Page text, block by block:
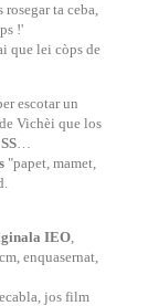
rosegar ta ceba,
!'
que lei còps de
escotar un
Vichèi que los
…
"papet, mamet,
IEO,
enquasernat,
jos film